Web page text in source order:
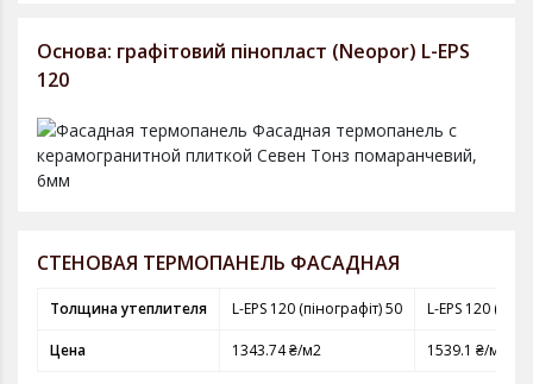
Основа: графітовий пінопласт (Neopor) L-EPS
120
СТЕНОВАЯ ТЕРМОПАНЕЛЬ ФАСАДНАЯ
Толщина утеплителя L-EPS 120 (пінографіт) 50 L-EPS 120
Цена 1343.74 ₴/м2 1539.1 ₴/м2